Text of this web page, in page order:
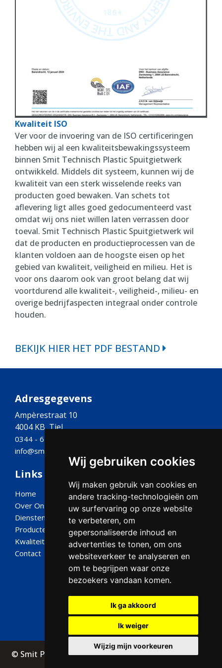
Wij gebruiken cookies
Wij maken gebruik van cookies en
andere tracking-technologieën om
uw surfervaring op onze website
te verbeteren, om
gepersonaliseerde inhoud en
advertenties te tonen, om ons
websiteverkeer te analyseren en
om te begrijpen waar onze
bezoekers vandaan komen.
Ik ga akkoord
Ik weiger
Wijzig mijn voorkeuren
Kwaliteit ISO
Ver voor de invoering van de ISO certificeringen
hebben wij al een kwaliteitsbewakingssysteem
binnen Smit Technisch Plastic Spuitgietwerk
ontwikkeld. Middels dit systeem, kunnen wij de
kwaliteit van een sterk wisselende reeks van
producten goed bewaken. Van schets tot
aflevering ligt alles goed gedocumenteerd vast
omdat wij ons niet willen laten verrassen door
toeval. Smit Technisch Plastic Spuitgietwerk wil
dat de producten en productieprocessen van de
klanten voldoen aan de hoogste eisen op het
gebied van kwaliteit, veiligheid en milieu. Het is
voor ons daarom ook van groot belang dat wij
voortdurend alle kwaliteit-, veiligheid-, milieu- en
overige bedrijfaspecten integraal onder controle
houden.
BEKIJK HIER HET PDF BESTAND
Adresgegevens
Ampèrestraat 10
4004 KB, Tiel
0344 - 673030
info@smit-plastic.nl
Links
Home
Over Ons
Diensten
Producten
Kwaliteit ISO
Contact
Social media
© Smit Plastic 2026
Alle rechten voorbehouden